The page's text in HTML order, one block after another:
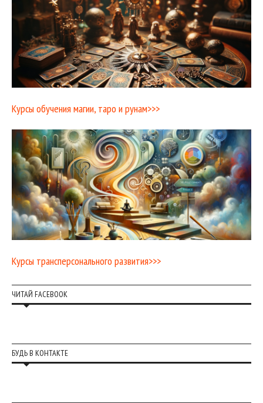
Курсы обучения магии, таро и рунам>>>
Курсы трансперсонального развития>>>
ЧИТАЙ FACEBOOK
БУДЬ В КОНТАКТЕ